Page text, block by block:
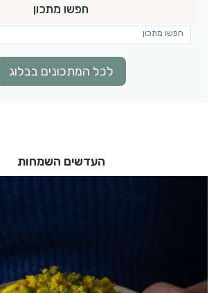
חפשו מתכון
לכל המתכונים בבלוג
העדשים השמחות